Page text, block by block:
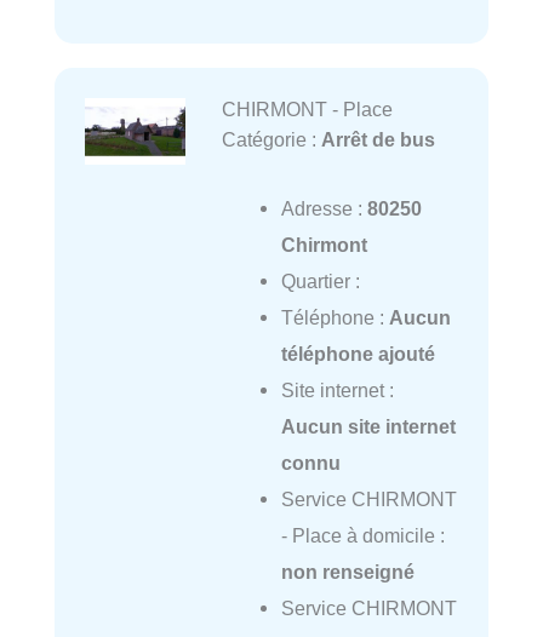
CHIRMONT - Place
Catégorie : Arrêt de bus
Adresse : 80250
Chirmont
Quartier :
Téléphone : Aucun
téléphone ajouté
Site internet :
Aucun site internet
connu
Service CHIRMONT
- Place à domicile :
non renseigné
Service CHIRMONT